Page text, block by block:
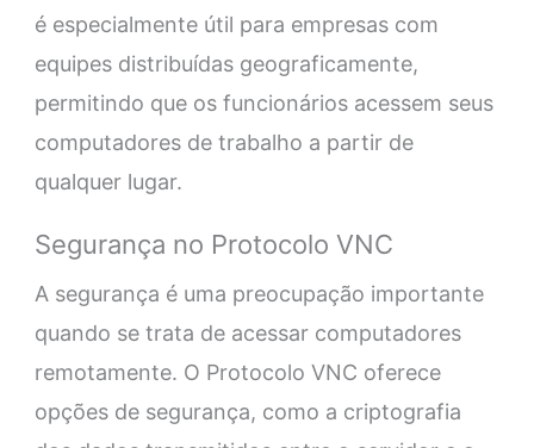
é especialmente útil para empresas com
equipes distribuídas geograficamente,
permitindo que os funcionários acessem seus
computadores de trabalho a partir de
qualquer lugar.
Segurança no Protocolo VNC
A segurança é uma preocupação importante
quando se trata de acessar computadores
remotamente. O Protocolo VNC oferece
opções de segurança, como a criptografia